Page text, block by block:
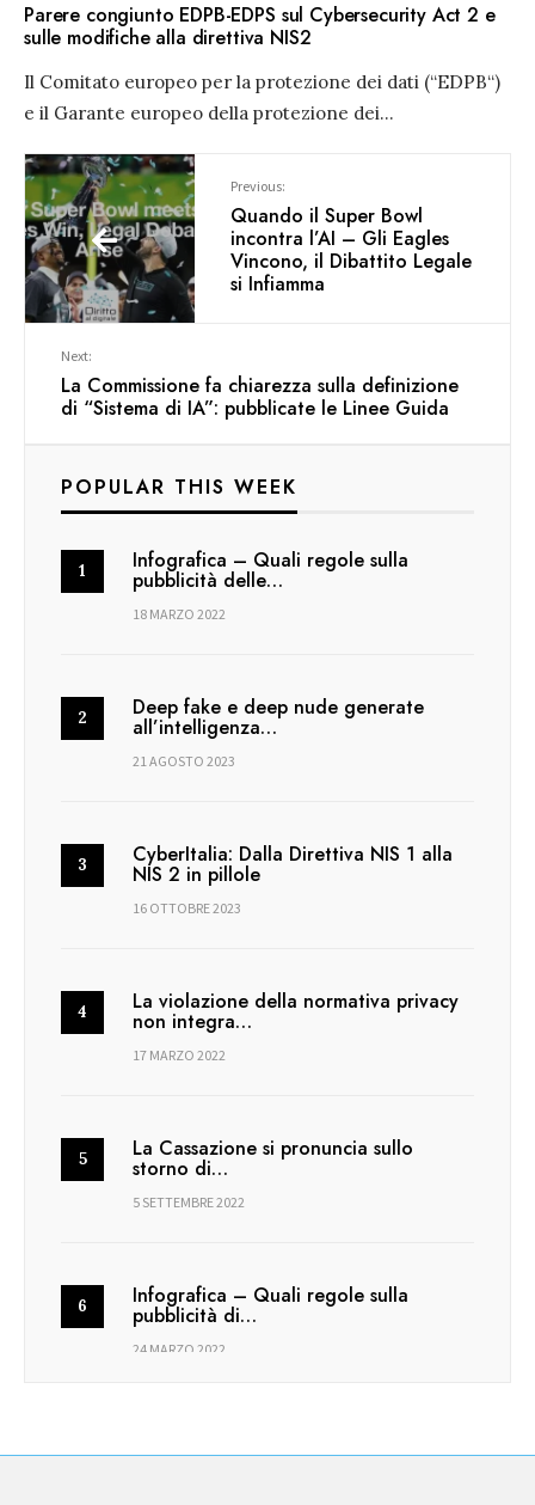
Parere congiunto EDPB-EDPS sul Cybersecurity Act 2 e
sulle modifiche alla direttiva NIS2
Il Comitato europeo per la protezione dei dati (“EDPB“)
e il Garante europeo della protezione dei...
Previous:
Quando il Super Bowl
incontra l’AI – Gli Eagles
Vincono, il Dibattito Legale
si Infiamma
Next:
La Commissione fa chiarezza sulla definizione
di “Sistema di IA”: pubblicate le Linee Guida
POPULAR THIS WEEK
Infografica – Quali regole sulla
pubblicità delle…
18 MARZO 2022
Deep fake e deep nude generate
all’intelligenza…
21 AGOSTO 2023
CyberItalia: Dalla Direttiva NIS 1 alla
NIS 2 in pillole
16 OTTOBRE 2023
La violazione della normativa privacy
non integra…
17 MARZO 2022
La Cassazione si pronuncia sullo
storno di…
5 SETTEMBRE 2022
Infografica – Quali regole sulla
pubblicità di…
24 MARZO 2022